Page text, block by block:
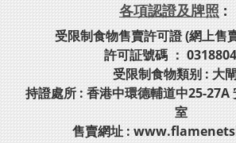
各項認證及牌照 :
受限制食物售賣許可證 (網上售
許可証號碼 ：
受限制食物類别 : 大
持證處所 : 香港中環德輔道中25-27A
室
售賣網址 :